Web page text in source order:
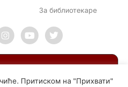
За библиотекаре
Притиском на "Прихвати"